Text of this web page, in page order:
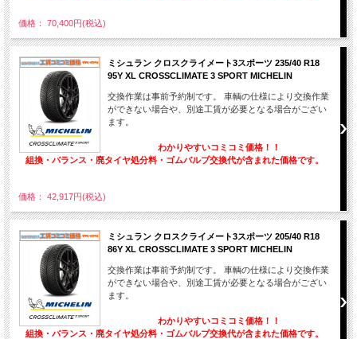
価格： 70,400円(税込)
ミシュラン クロスクライメート3スポーツ 235/40 R18
95Y XL CROSSCLIMATE 3 SPORT MICHELIN
交換作業は事前予約制です。 車輌の仕様により交換作業
ができない場合や、別途工賃が必要となる場合がござい
ます。
わかりやすいコミコミ価格！！
組換・バランス・廃タイヤ処分料・ゴムバルブ交換代が含まれた価格です。
価格： 42,917円(税込)
ミシュラン クロスクライメート3スポーツ 205/40 R18
86Y XL CROSSCLIMATE 3 SPORT MICHELIN
交換作業は事前予約制です。 車輌の仕様により交換作業
ができない場合や、別途工賃が必要となる場合がござい
ます。
わかりやすいコミコミ価格！！
組換・バランス・廃タイヤ処分料・ゴムバルブ交換代が含まれた価格です。